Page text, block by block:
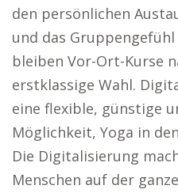
den persönlichen
und das
bleiben Vor-Ort-Kurse
erstklassige Wahl.
eine flexible, günstige
Möglichkeit, Yoga in
Die Digitalisierung
Menschen auf der